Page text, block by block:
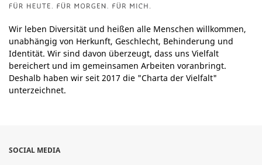
Wir leben Diversität und heißen alle Menschen willkommen,
unabhängig von Herkunft, Geschlecht, Behinderung und
Identität. Wir sind davon überzeugt, dass uns Vielfalt
bereichert und im gemeinsamen Arbeiten voranbringt.
Deshalb haben wir seit 2017 die "Charta der Vielfalt"
unterzeichnet.
SOCIAL MEDIA